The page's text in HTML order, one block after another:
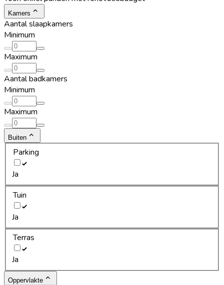
Kamers
Aantal slaapkamers
Minimum
Maximum
Aantal badkamers
Minimum
Maximum
Buiten
Parking
Ja
Tuin
Ja
Terras
Ja
Oppervlakte